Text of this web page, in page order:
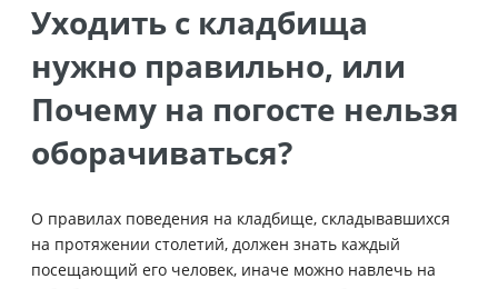
Уходить с кладбища
нужно правильно, или
Почему на погосте нельзя
оборачиваться?
О правилах поведения на кладбище, складывавшихся
на протяжении столетий, должен знать каждый
посещающий его человек, иначе можно навлечь на